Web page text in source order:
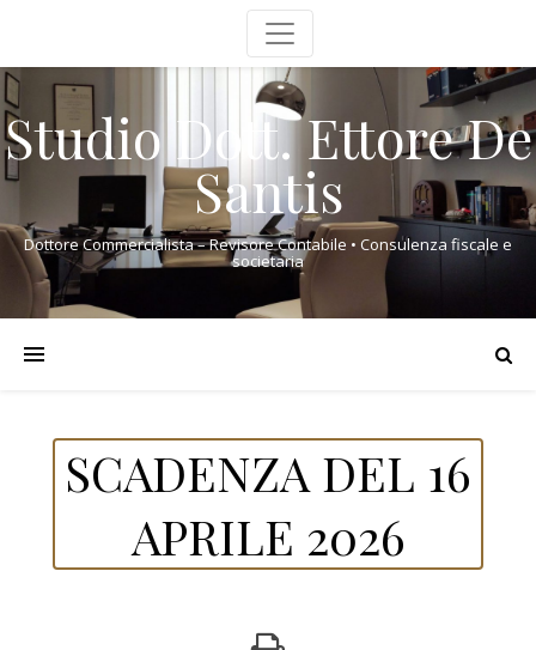
Studio Dott. Ettore De
Santis
Dottore Commercialista – Revisore Contabile • Consulenza fiscale e
societaria
SCADENZA DEL 16
APRILE 2026